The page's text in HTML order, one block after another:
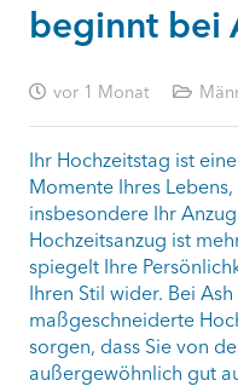
beginnt bei
vor 1 Monat
Ihr Hochzeitstag ist
Momente Ihres
insbesondere Ihr
Hochzeitsanzug ist
spiegelt Ihre
Ihren Stil wider. Bei
maßgeschneiderte
sorgen, dass Sie von
außergewöhnlich gut